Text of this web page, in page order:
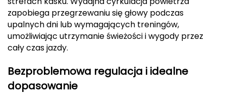
EISBAR
ENERO
ENERO PRO
zapobiega przegrzewaniu się głowy podczas
upalnych dni lub wymagających treningów,
umożliwiając utrzymanie świeżości i wygody przez
cały czas jazdy.
Bezproblemowa regulacja i idealne
dopasowanie